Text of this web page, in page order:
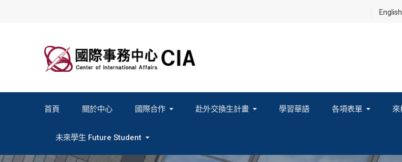
English
首頁 關於中心 國際合作 赴外交換生計畫 學習華語 各項表單 來
未來學生 Future Student